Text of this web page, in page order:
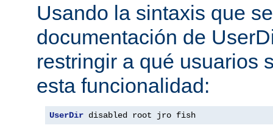
Usando la sintaxis que
documentación de
restringir a qué usuarios
esta funcionalidad:
UserDir disabled root jro fish